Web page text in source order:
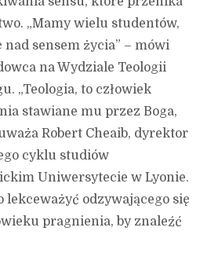
„Mamy wielu studentów,
sensem życia” – mówi
na Wydziale Teologii
„Teologia, to człowiek
stawiane mu przez Boga,
Robert Cheaib, dyrektor
cyklu studiów
Uniwersytecie w Lyonie.
lekceważyć odzywającego się
pragnienia, by znaleźć